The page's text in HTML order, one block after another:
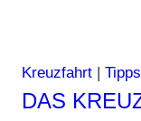
Kreuzfahrt | Tipps
DAS